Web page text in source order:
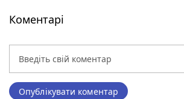
Коментарі
Опублікувати коментар